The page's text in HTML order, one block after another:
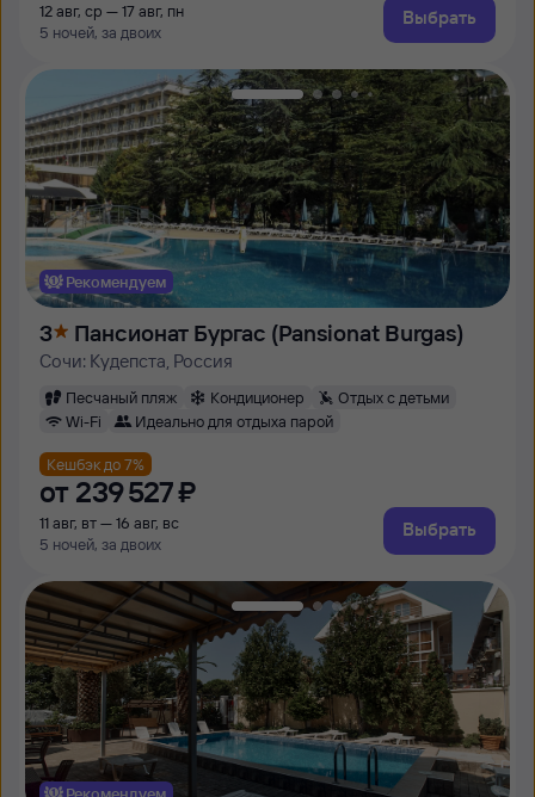
12 авг, ср — 17 авг, пн
5 ночей, за двоих
Выбрать
Рекомендуем
3 Пансионат Бургас (Pansionat Burgas)
Сочи: Кудепста, Россия
Песчаный пляж Кондиционер
Отдых с детьми
Wi-Fi
Идеально для отдыха парой
Кешбэк до 7%
от 239 ⁠527 ⁠₽
11 авг, вт — 16 авг, вс
5 ночей, за двоих
Выбрать
Рекомендуем